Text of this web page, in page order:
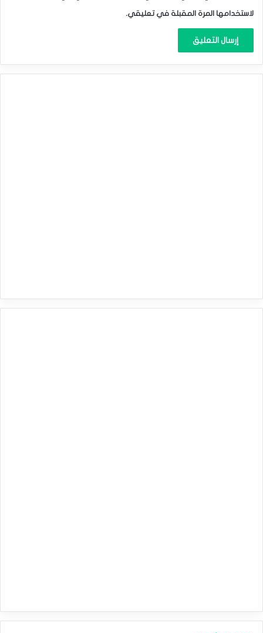
لاستخدامها المرة المقبلة في تعليقي.